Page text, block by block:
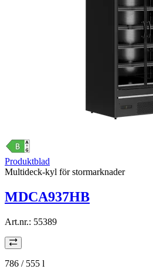
Produktblad
Multideck-kyl för stormarknader
MDCA937HB
Art.nr.: 55389
786 / 555 l